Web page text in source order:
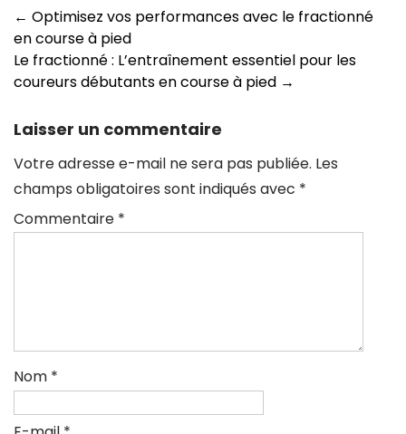
Navigation
des
articles
← Optimisez vos performances avec le fractionné
en course à pied
Le fractionné : L’entraînement essentiel pour les
coureurs débutants en course à pied →
Laisser un commentaire
Votre adresse e-mail ne sera pas publiée. Les
champs obligatoires sont indiqués avec *
Commentaire *
Nom *